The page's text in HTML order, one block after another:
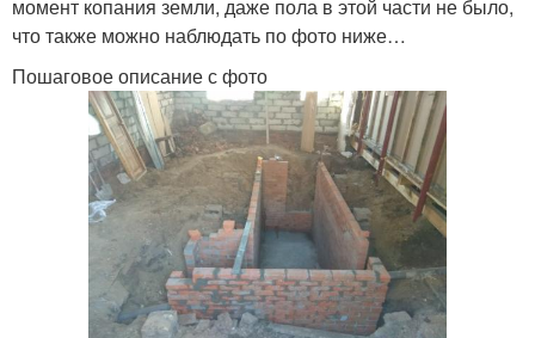
момент копания земли, даже пола в этой части не было,
что также можно наблюдать по фото ниже…
Пошаговое описание с фото